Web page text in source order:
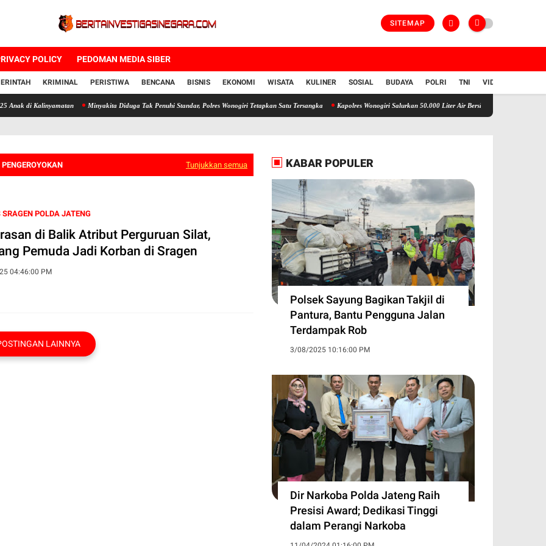
SITEMAP
POLICY PEDOMAN MEDIA SIBER
KRIMINAL PERISTIWA BENCANA BISNIS EKONOMI WISATA KULINER SOSIAL BUDAYA POLRI TNI VIDIO
Minyakita Diduga Tak Penuhi Standar, Polres Wonogiri Tetapkan Satu Tersangka Kapolres Wonogiri Salurkan 50.000 Liter Air Bersih untuk Warga Giriwoyo yang
Tunjukkan semua
SRAGEN POLDA JATENG
di Balik Atribut Perguruan Silat,
Pemuda Jadi Korban di Sragen
04:46:00 PM
LAINNYA
KABAR POPULER
Polsek Sayung Bagikan Takjil di
Pantura, Bantu Pengguna Jalan
Terdampak Rob
3/08/2025 10:16:00 PM
Dir Narkoba Polda Jateng Raih
Presisi Award; Dedikasi Tinggi
dalam Perangi Narkoba